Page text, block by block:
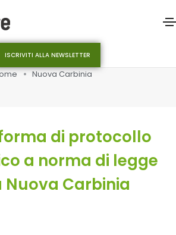
ISCRIVITI ALLA NEWSLETTER
Nuova Carbinia
di protocollo
a norma di legge
Carbinia